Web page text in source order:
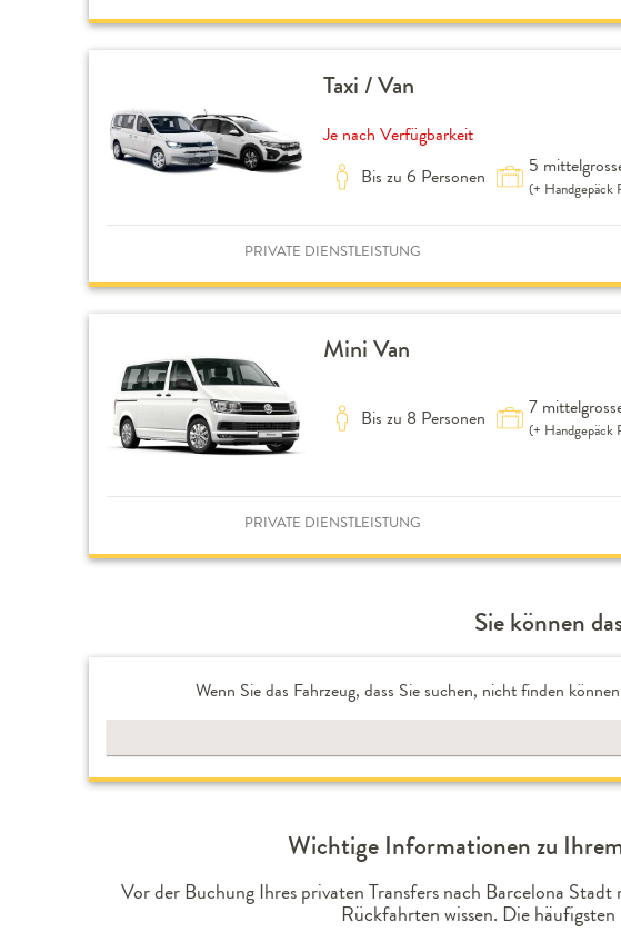
Taxi / Van
Je nach Verfügbarkeit
Bis zu 6 Personen
5
(+ Handgepäck
PRIVATE DIENSTLEISTUNG
Mini Van
Bis zu 8 Personen 7
(+ Handgepäck
PRIVATE DIENSTLEISTUNG
Sie können
Wenn Sie das Fahrzeug, dass Sie suchen, nicht finden
Wichtige Informationen zu
Vor der Buchung Ihres privaten Transfers nach Barcelona
Rückfahrten wissen. Die